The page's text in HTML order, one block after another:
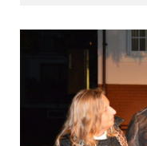
Strona główna
Informacja o
Informacja o
Harcerscy